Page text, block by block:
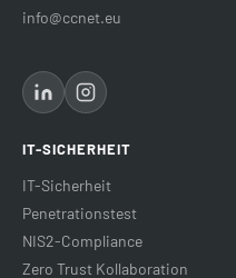
info@ccnet.eu
IT-SICHERHEIT
IT-Sicherheit
Penetrationstest
NIS2-Compliance
Zero Trust Kollaboration